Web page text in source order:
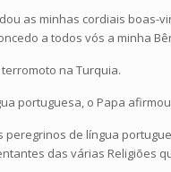
as minhas cordiais
a todos vós a minha
na Turquia.
portuguesa, o Papa
de língua
das várias